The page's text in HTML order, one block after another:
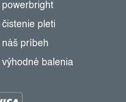
powerbright
čistenie pleti
náš príbeh
výhodné balenia